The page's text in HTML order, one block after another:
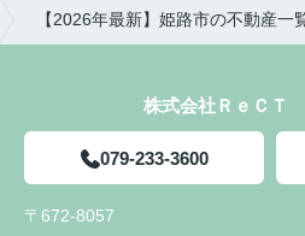
【2026年最新】姫路市の不動産一
株式会社ＲｅＣＴ
079-233-3600
〒672-8057